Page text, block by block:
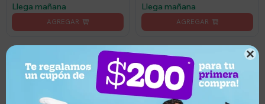

Llega mañana Llega mañana